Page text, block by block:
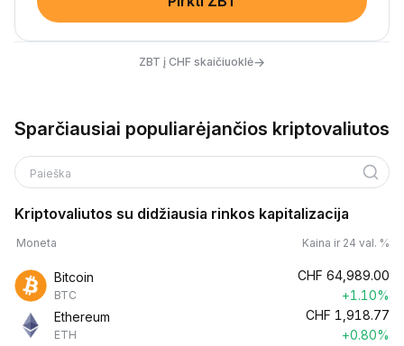
ZBT į CHF skaičiuoklė→
Sparčiausiai populiarėjančios kriptovaliutos
Paieška
Kriptovaliutos su didžiausia rinkos kapitalizacija
Moneta Kaina ir 24 val. %
Bitcoin
BTC
CHF 64,989.00
+1.10%
Ethereum
ETH
CHF 1,918.77
+0.80%